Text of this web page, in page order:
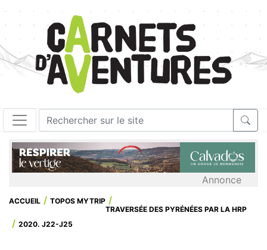
Annonce
ACCUEIL
TOPOS MYTRIP
TRAVERSÉE DES PYRÉNÉES PAR LA HRP
2020. J22-J25